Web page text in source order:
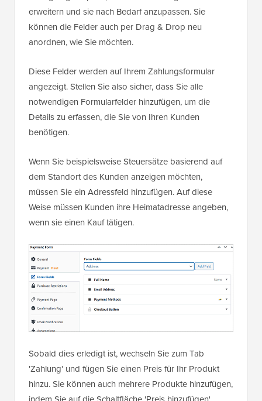
erweitern und sie nach Bedarf anzupassen. Sie
können die Felder auch per Drag & Drop neu
anordnen, wie Sie möchten.
Diese Felder werden auf Ihrem Zahlungsformular
angezeigt. Stellen Sie also sicher, dass Sie alle
notwendigen Formularfelder hinzufügen, um die
Details zu erfassen, die Sie von Ihren Kunden
benötigen.
Wenn Sie beispielsweise Steuersätze basierend auf
dem Standort des Kunden anzeigen möchten,
müssen Sie ein Adressfeld hinzufügen. Auf diese
Weise müssen Kunden ihre Heimatadresse angeben,
wenn sie einen Kauf tätigen.
Sobald dies erledigt ist, wechseln Sie zum Tab
'Zahlung' und fügen Sie einen Preis für Ihr Produkt
hinzu. Sie können auch mehrere Produkte hinzufügen,